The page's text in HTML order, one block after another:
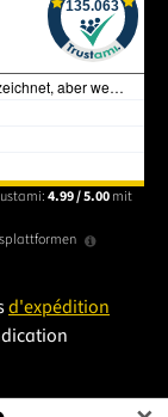
4.99 / 5.00mit
d'expédition